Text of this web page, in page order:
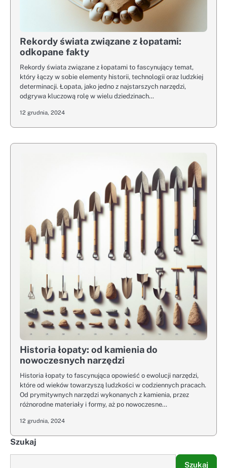
Rekordy świata związane z łopatami:
odkopane fakty
Rekordy świata związane z łopatami to fascynujący temat,
który łączy w sobie elementy historii, technologii oraz ludzkiej
determinacji. Łopata, jako jedno z najstarszych narzędzi,
odgrywa kluczową rolę w wielu dziedzinach…
12 grudnia, 2024
Historia łopaty: od kamienia do
nowoczesnych narzędzi
Historia łopaty to fascynująca opowieść o ewolucji narzędzi,
które od wieków towarzyszą ludzkości w codziennych pracach.
Od prymitywnych narzędzi wykonanych z kamienia, przez
różnorodne materiały i formy, aż po nowoczesne…
12 grudnia, 2024
Szukaj
Szukaj